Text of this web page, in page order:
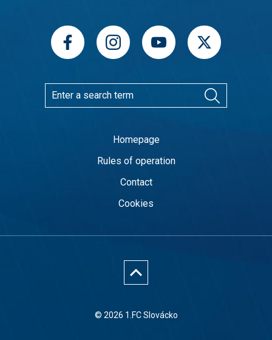
Homepage
Rules of operation
Contact
Cookies
© 2026 1.FC Slovácko